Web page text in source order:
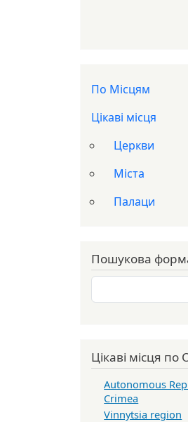
По Місцям
Цікаві місця
Церкви
Міста
Палаци
Пошукова
Search
Цікаві місця по
Autonomous
Crimea
Vinnytsia region